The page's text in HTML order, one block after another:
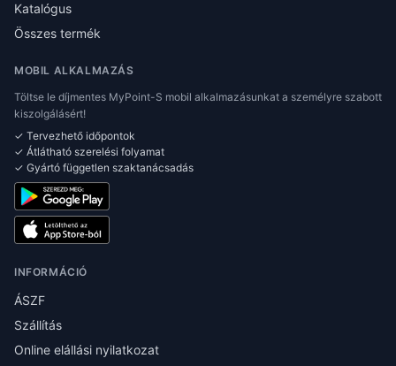
Katalógus
Összes termék
MOBIL ALKALMAZÁS
Töltse le díjmentes MyPoint-S mobil alkalmazásunkat a személyre szabott
kiszolgálásért!
✓ Tervezhető időpontok
✓ Átlátható szerelési folyamat
✓ Gyártó független szaktanácsadás
INFORMÁCIÓ
ÁSZF
Szállítás
Online elállási nyilatkozat